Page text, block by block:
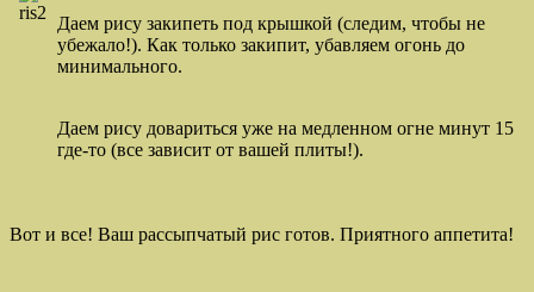
Даем рису закипеть под крышкой (следим, чтобы не
убежало!). Как только закипит, убавляем огонь до
минимального.
Даем рису довариться уже на медленном огне минут 15
где-то (все зависит от вашей плиты!).
Вот и все! Ваш рассыпчатый рис готов. Приятного аппетита!